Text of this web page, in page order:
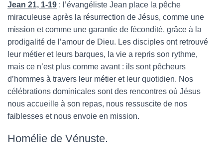
Jean 21, 1-19 : l’évangéliste Jean place la pêche
miraculeuse après la résurrection de Jésus, comme une
mission et comme une garantie de fécondité, grâce à la
prodigalité de l’amour de Dieu. Les disciples ont retrouvé
leur métier et leurs barques, la vie a repris son rythme,
mais ce n’est plus comme avant : ils sont pêcheurs
d’hommes à travers leur métier et leur quotidien. Nos
célébrations dominicales sont des rencontres où Jésus
nous accueille à son repas, nous ressuscite de nos
faiblesses et nous envoie en mission.
Homélie de Vénuste.